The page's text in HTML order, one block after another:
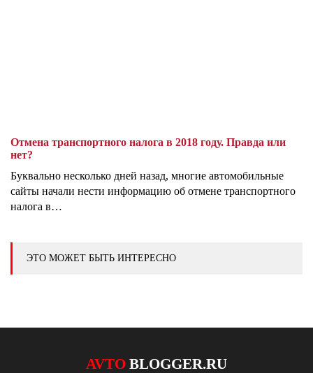
Отмена транспортного налога в 2018 году. Правда или
нет?
Буквально несколько дней назад, многие автомобильные
сайты начали нести информацию об отмене транспортного
налога в…
ЭТО МОЖЕТ БЫТЬ ИНТЕРЕСНО
AVTO BLOGGER.RU